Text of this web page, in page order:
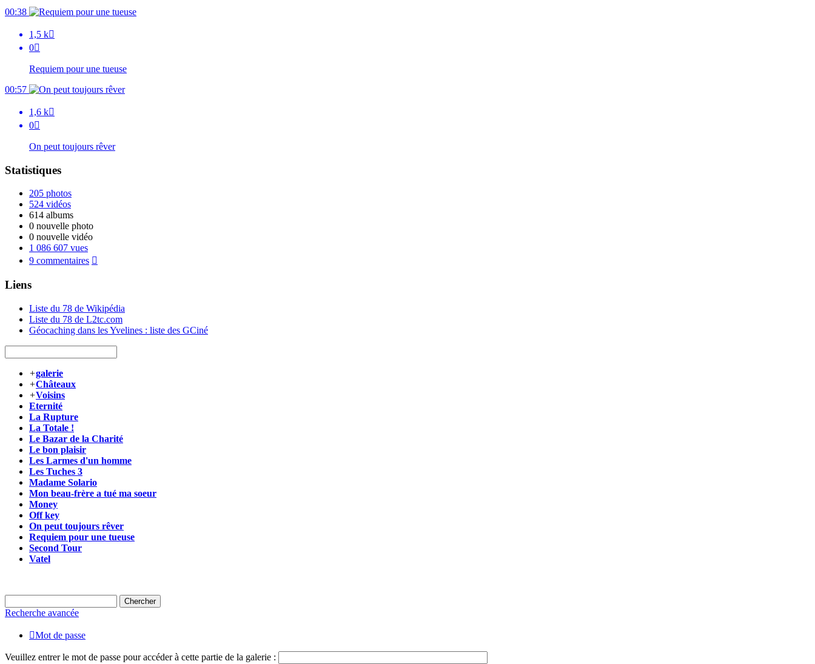
00:38
1,5 k
0
Requiem pour une tueuse
00:57
1,6 k
0
On peut toujours rêver
Statistiques
205 photos
524 vidéos
614 albums
0 nouvelle photo
0 nouvelle vidéo
1 086 607 vues
9 commentaires 
Liens
Liste du 78 de Wikipédia
Liste du 78 de L2tc.com
Géocaching dans les Yvelines : liste des GCiné
+galerie
+Châteaux
+Voisins
Eternité
La Rupture
La Totale !
Le Bazar de la Charité
Le bon plaisir
Les Larmes d'un homme
Les Tuches 3
Madame Solario
Mon beau-frère a tué ma soeur
Money
Off key
On peut toujours rêver
Requiem pour une tueuse
Second Tour
Vatel
Recherche avancée
Mot de passe
Veuillez entrer le mot de passe pour accéder à cette partie de la galerie :